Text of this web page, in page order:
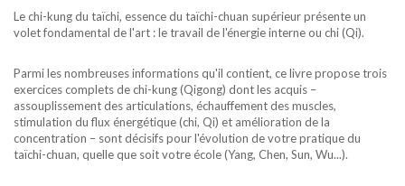
Le chi-kung du taïchi, essence du taïchi-chuan supérieur présente un
volet fondamental de l'art : le travail de l'énergie interne ou chi (Qi).
Parmi les nombreuses informations qu'il contient, ce livre propose trois
exercices complets de chi-kung (Qigong) dont les acquis –
assouplissement des articulations, échauffement des muscles,
stimulation du flux énergétique (chi, Qi) et amélioration de la
concentration – sont décisifs pour l'évolution de votre pratique du
taïchi-chuan, quelle que soit votre école (Yang, Chen, Sun, Wu...).